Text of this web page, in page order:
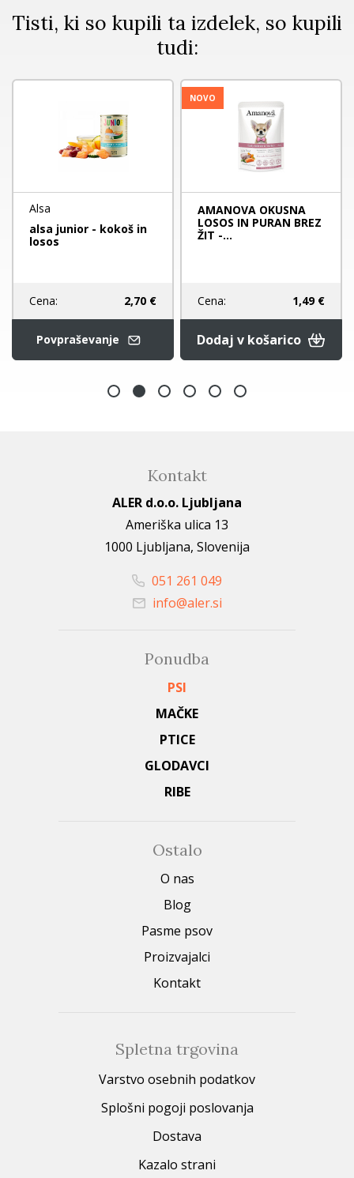
Tisti, ki so kupili ta izdelek, so kupili
tudi:
Alsa
alsa junior - kokoš in
losos
Cena: 2,70 €
Povpraševanje
NOVO
AMANOVA OKUSNA
LOSOS IN PURAN BREZ
ŽIT -...
Cena: 1,49 €
Dodaj v košarico
Kontakt
ALER d.o.o. Ljubljana
Ameriška ulica 13
1000 Ljubljana, Slovenija
051 261 049
info@aler.si
Ponudba
PSI
MAČKE
PTICE
GLODAVCI
RIBE
Ostalo
O nas
Blog
Pasme psov
Proizvajalci
Kontakt
Spletna trgovina
Varstvo osebnih podatkov
Splošni pogoji poslovanja
Dostava
Kazalo strani